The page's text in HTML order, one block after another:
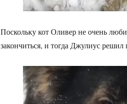
Поскольку кот Оливер не очень
закончиться, и тогда Джулиус